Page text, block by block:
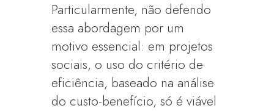
Particularmente, não defendo
essa abordagem por um
motivo essencial: em projetos
sociais, o uso do critério de
eficiência, baseado na análise
do custo-benefício, só é viável